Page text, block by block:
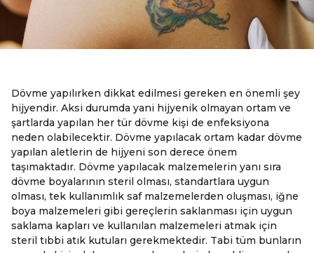
Dövme yapılırken dikkat edilmesi gereken en önemli şey
hijyendir. Aksi durumda yani hijyenik olmayan ortam ve
şartlarda yapılan her tür dövme kişi de enfeksiyona
neden olabilecektir. Dövme yapılacak ortam kadar dövme
yapılan aletlerin de hijyeni son derece önem
taşımaktadır. Dövme yapılacak malzemelerin yanı sıra
dövme boyalarının steril olması, standartlara uygun
olması, tek kullanımlık saf malzemelerden oluşması, iğne
boya malzemeleri gibi gereçlerin saklanması için uygun
saklama kapları ve kullanılan malzemeleri atmak için
steril tıbbi atık kutuları gerekmektedir. Tabi tüm bunların